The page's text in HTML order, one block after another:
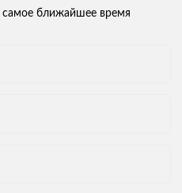
ближайшее время